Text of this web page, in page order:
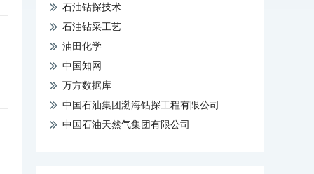
石油钻探技术
石油钻采工艺
油田化学
中国知网
万方数据库
中国石油集团渤海钻探工程有限公司
中国石油天然气集团有限公司